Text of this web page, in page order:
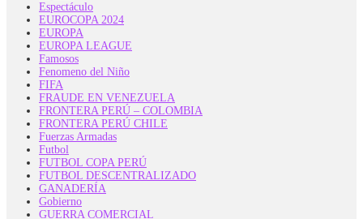
Espectáculo
EUROCOPA 2024
EUROPA
EUROPA LEAGUE
Famosos
Fenomeno del Niño
FIFA
FRAUDE EN VENEZUELA
FRONTERA PERÚ – COLOMBIA
FRONTERA PERÚ CHILE
Fuerzas Armadas
Futbol
FUTBOL COPA PERÚ
FUTBOL DESCENTRALIZADO
GANADERÍA
Gobierno
GUERRA COMERCIAL